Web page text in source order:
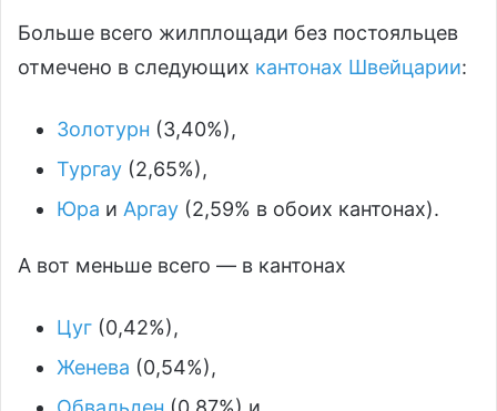
Больше всего жилплощади без постояльцев
отмечено в следующих кантонах Швейцарии:
Золотурн (3,40%),
Тургау (2,65%),
Юра и Аргау (2,59% в обоих кантонах).
А вот меньше всего — в кантонах
Цуг (0,42%),
Женева (0,54%),